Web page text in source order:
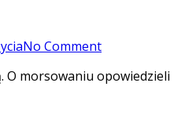
No Comment
O morsowaniu opowiedzieli